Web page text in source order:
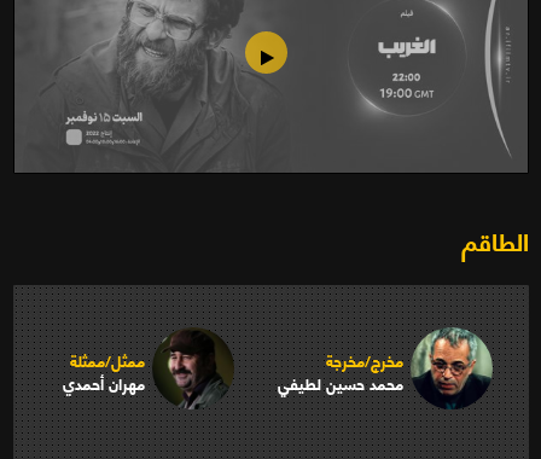
الطاقم
مخرج/مخرجة
محمد حسين لطيفي
ممثل/ممثلة
مهران أحمدي